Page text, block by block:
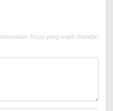
Ruas yang wajib ditandai